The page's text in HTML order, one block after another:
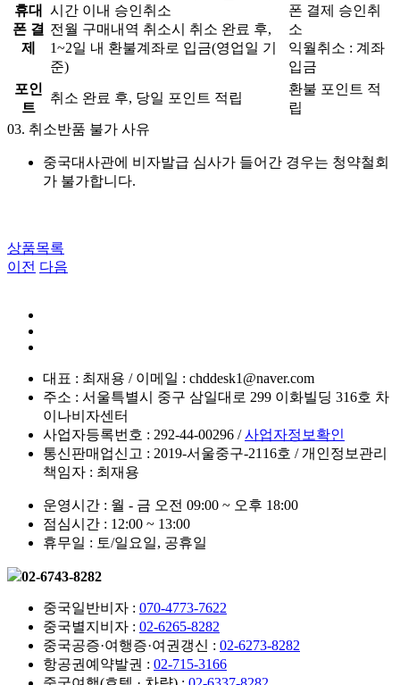
휴대
폰 결
제
시간 이내 승인취소
전월 구매내역 취소시 취소 완료 후,
1~2일 내 환불계좌로 입금(영업일 기
준)
폰 결제 승인취
소
익월취소 : 계좌
입금
포인
트
취소 완료 후, 당일 포인트 적립
환불 포인트 적
립
03. 취소반품 불가 사유
중국대사관에 비자발급 심사가 들어간 경우는 청약철회
가 불가합니다.
상품목록
이전 다음
대표 : 최재용 / 이메일 : chddesk1@naver.com
주소 : 서울특별시 중구 삼일대로 299 이화빌딩 316호 차
이나비자센터
사업자등록번호 : 292-44-00296 /사업자정보확인
통신판매업신고 : 2019-서울중구-2116호 / 개인정보관리
책임자 : 최재용
운영시간 : 월 - 금 오전 09:00 ~ 오후 18:00
점심시간 : 12:00 ~ 13:00
휴무일 : 토/일요일, 공휴일
02-6743-8282
중국일반비자 : 070-4773-7622
중국별지비자 : 02-6265-8282
중국공증·여행증·여권갱신 : 02-6273-8282
항공권예약발권 : 02-715-3166